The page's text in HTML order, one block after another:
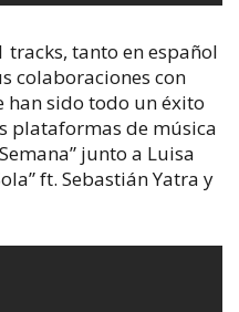
tracks, tanto en español
colaboraciones con
sido todo un éxito
plataformas de música
junto a Luisa
ft. Sebastián Yatra y